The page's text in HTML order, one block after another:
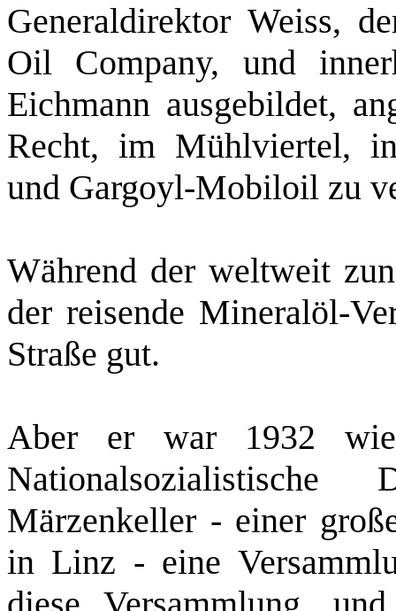
Generaldirektor Weiss,
Oil Company, und
Eichmann ausgebildet,
Recht, im Mühlviertel, in
und Gargoyl-­Mobiloil zu
Während der weltweit
der reisende
Straße gut.
Aber er war 1932
Märzenkeller ‑ einer
in Linz ‑ eine